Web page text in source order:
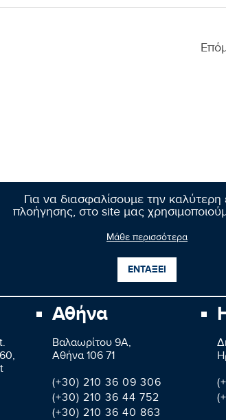
Για να διασφαλίσουμε την καλύτερη
πλοήγησης, στο site μας
Μάθε περισσότερα
ΕΝΤΑΞΕΙ
Αθήνα
Βαλαωρίτου 9A,
Aθήνα 106 71
(+30) 210 36 09 306
(+30) 210 36 44 752
(+30) 210 36 40 863